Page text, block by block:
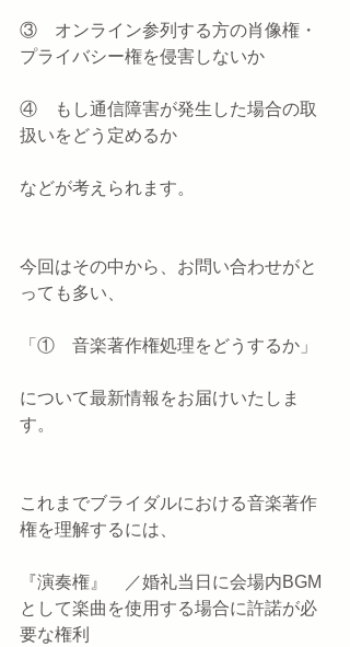
③　オンライン参列する方の肖像権・
プライバシー権を侵害しないか
④　もし通信障害が発生した場合の取
扱いをどう定めるか
などが考えられます。
今回はその中から、お問い合わせがと
っても多い、
「①　音楽著作権処理をどうするか」
について最新情報をお届けいたしま
す。
これまでブライダルにおける音楽著作
権を理解するには、
『演奏権』　／婚礼当日に会場内BGM
として楽曲を使用する場合に許諾が必
要な権利